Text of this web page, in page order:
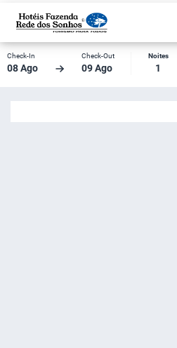
Check-In
08 Ago
Check-Out
09 Ago
Noites
1